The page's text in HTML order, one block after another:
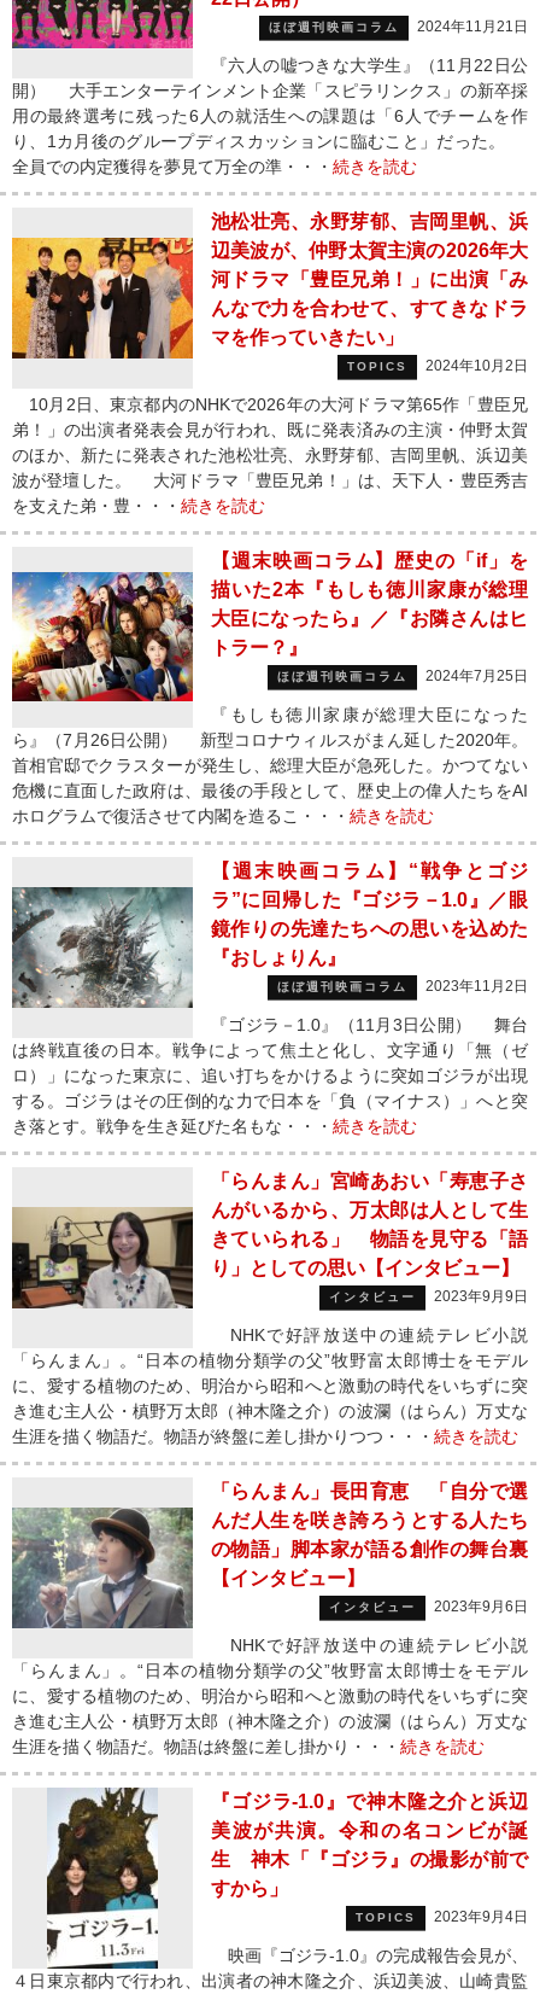
ほぼ週刊映画コラム 2024年11月21日
『六人の嘘つきな大学生』（11月22日公
開） 大手エンターテインメント企業「スピラリンクス」の新卒採
用の最終選考に残った6人の就活生への課題は「6人でチームを作
り、1カ月後のグループディスカッションに臨むこと」だった。
全員での内定獲得を夢見て万全の準・・・ 続きを読む
池松壮亮、永野芽郁、吉岡里帆、浜
辺美波が、仲野太賀主演の2026年大
河ドラマ「豊臣兄弟！」に出演「み
んなで力を合わせて、すてきなドラ
マを作っていきたい」
TOPICS 2024年10月2日
10月2日、東京都内のNHKで2026年の大河ドラマ第65作「豊臣兄
弟！」の出演者発表会見が行われ、既に発表済みの主演・仲野太賀
のほか、新たに発表された池松壮亮、永野芽郁、吉岡里帆、浜辺美
波が登壇した。 大河ドラマ「豊臣兄弟！」は、天下人・豊臣秀吉
を支えた弟・豊・・・ 続きを読む
【週末映画コラム】歴史の「if」を
描いた2本『もしも徳川家康が総理
大臣になったら』／『お隣さんはヒ
トラー？』
ほぼ週刊映画コラム 2024年7月25日
『もしも徳川家康が総理大臣になった
ら』（7月26日公開） 新型コロナウィルスがまん延した2020年。
首相官邸でクラスターが発生し、総理大臣が急死した。かつてない
危機に直面した政府は、最後の手段として、歴史上の偉人たちをAI
ホログラムで復活させて内閣を造るこ・・・ 続きを読む
【週末映画コラム】“戦争とゴジ
ラ”に回帰した『ゴジラ－1.0』／眼
鏡作りの先達たちへの思いを込めた
『おしょりん』
ほぼ週刊映画コラム 2023年11月2日
『ゴジラ－1.0』（11月3日公開） 舞台
は終戦直後の日本。戦争によって焦土と化し、文字通り「無（ゼ
ロ）」になった東京に、追い打ちをかけるように突如ゴジラが出現
する。ゴジラはその圧倒的な力で日本を「負（マイナス）」へと突
き落とす。戦争を生き延びた名もな・・・ 続きを読む
「らんまん」宮崎あおい「寿恵子さ
んがいるから、万太郎は人として生
きていられる」 物語を見守る「語
り」としての思い【インタビュー】
インタビュー 2023年9月9日
NHKで好評放送中の連続テレビ小説
「らんまん」。“日本の植物分類学の父”牧野富太郎博士をモデル
に、愛する植物のため、明治から昭和へと激動の時代をいちずに突
き進む主人公・槙野万太郎（神木隆之介）の波瀾（はらん）万丈な
生涯を描く物語だ。物語が終盤に差し掛かりつつ・・・ 続きを読む
「らんまん」長田育恵 「自分で選
んだ人生を咲き誇ろうとする人たち
の物語」脚本家が語る創作の舞台裏
【インタビュー】
インタビュー 2023年9月6日
NHKで好評放送中の連続テレビ小説
「らんまん」。“日本の植物分類学の父”牧野富太郎博士をモデル
に、愛する植物のため、明治から昭和へと激動の時代をいちずに突
き進む主人公・槙野万太郎（神木隆之介）の波瀾（はらん）万丈な
生涯を描く物語だ。物語は終盤に差し掛かり・・・ 続きを読む
『ゴジラ-1.0』で神木隆之介と浜辺
美波が共演。令和の名コンビが誕
生 神木「『ゴジラ』の撮影が前で
すから」
TOPICS 2023年9月4日
映画『ゴジラ-1.0』の完成報告会見が、
４日東京都内で行われ、出演者の神木隆之介、浜辺美波、山崎貴監